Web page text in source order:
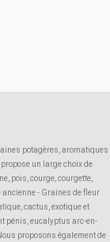
potagères, aromatiques
un large choix de
pois, courge, courgette,
- Graines de fleur
cactus, exotique et
pénis, eucalyptus arc-en-
proposons également de